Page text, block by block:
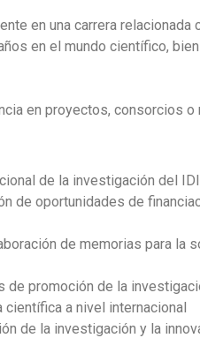
en una carrera relacionada
en el mundo científico,
en proyectos, consorcios
de la investigación del
de oportunidades de
de memorias para la
promoción de la
a nivel internacional
de la investigación y la